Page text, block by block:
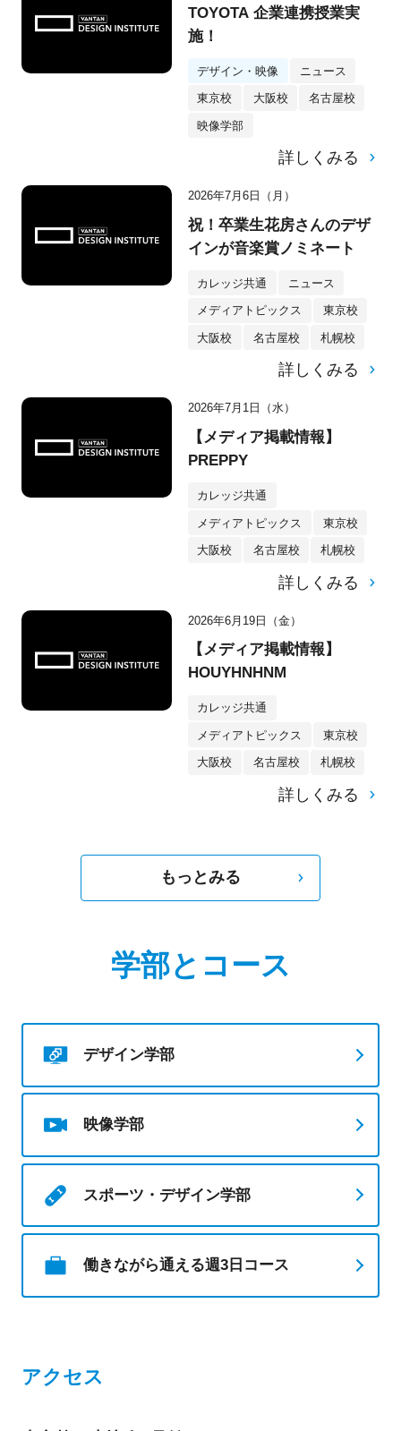
TOYOTA 企業連携授業実
施！
デザイン・映像 ニュース
東京校 大阪校 名古屋校
映像学部
詳しくみる
2026年7月6日（月）
祝！卒業生花房さんのデザ
インが音楽賞ノミネート
カレッジ共通 ニュース
メディアトピックス 東京校
大阪校 名古屋校 札幌校
詳しくみる
2026年7月1日（水）
【メディア掲載情報】
PREPPY
カレッジ共通
メディアトピックス 東京校
大阪校 名古屋校 札幌校
詳しくみる
2026年6月19日（金）
【メディア掲載情報】
HOUYHNHNM
カレッジ共通
メディアトピックス 東京校
大阪校 名古屋校 札幌校
詳しくみる
もっとみる
学部とコース
デザイン学部
映像学部
スポーツ・デザイン学部
働きながら通える週3日コース
アクセス